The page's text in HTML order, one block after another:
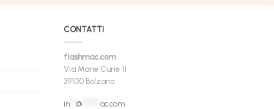
CONTATTI
flashmac.com
Via Marie Curie 11
39100 Bolzano
in** @****** ac.com